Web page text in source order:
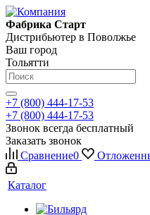
Фабрика Старт
Дистрибьютер в Поволжье
Ваш город
Тольятти
+7 (800) 444-17-53
+7 (800) 444-17-53
Звонок всегда бесплатный
Заказать звонок
Сравнение0
Каталог